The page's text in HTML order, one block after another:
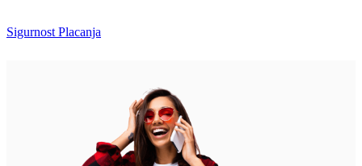
Sigurnost Placanja